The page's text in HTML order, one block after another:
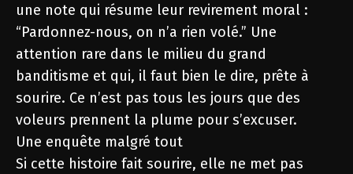
une note qui résume leur revirement moral :
“Pardonnez-nous, on n’a rien volé.” Une
attention rare dans le milieu du grand
banditisme et qui, il faut bien le dire, prête à
sourire. Ce n’est pas tous les jours que des
voleurs prennent la plume pour s’excuser.
Une enquête malgré tout
Si cette histoire fait sourire, elle ne met pas